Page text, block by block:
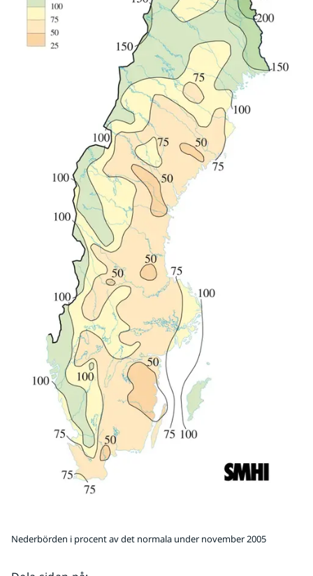
Nederbörden i procent av det normala under november 2005